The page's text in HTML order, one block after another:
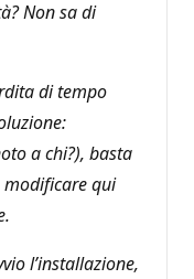
Non sa di
di tempo
a chi?), basta
qui
l’installazione,